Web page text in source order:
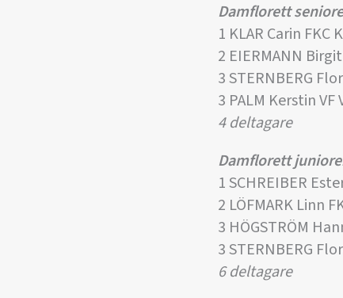
Damflorett
1 KLAR Carin FKC
2 EIERMANN
3 STERNBERG
3 PALM Kerstin
4 deltagare
Damflorett
1 SCHREIBER
2 LÖFMARK Linn
3 HÖGSTRÖM
3 STERNBERG
6 deltagare